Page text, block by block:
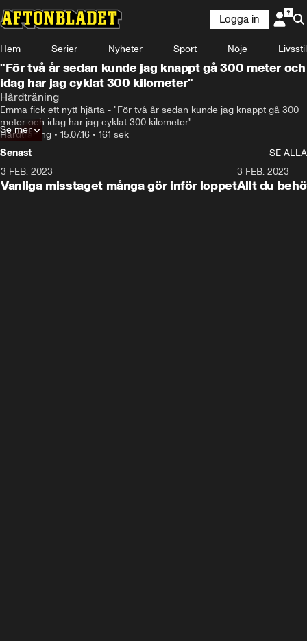
Logga in
Hem Serier Nyheter Sport Nöje Livsstil
"För två år sedan kunde jag knappt gå 300 meter och
idag har jag cyklat 300 kilometer"
Hårdträning
Emma fick ett nytt hjärta - "För två år sedan kunde jag knappt gå 300
meter och idag har jag cyklat 300 kilometer"
Hårdträning • 15.07.16 • 161 sek
Se mer
Senast
SE ALLA
3 FEB. 2023
Vanliga misstaget många gör inför loppet
3 FEB. 2023
Allt du